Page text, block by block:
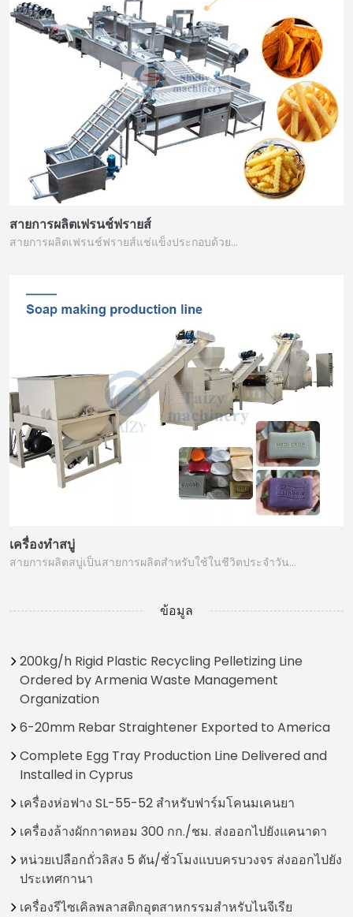
สายการผลิตเฟรนช์ฟรายส์
สายการผลิตเฟรนช์ฟรายส์แช่แข็งประกอบด้วย…
เครื่องทำสบู่
สายการผลิตสบู่เป็นสายการผลิตสำหรับใช้ในชีวิตประจำวัน…
ข้อมูล
200kg/h Rigid Plastic Recycling Pelletizing Line
Ordered by Armenia Waste Management
Organization
6-20mm Rebar Straightener Exported to America
Complete Egg Tray Production Line Delivered and
Installed in Cyprus
เครื่องห่อฟาง SL-55-52 สำหรับฟาร์มโคนมเคนยา
เครื่องล้างผักกาดหอม 300 กก./ชม. ส่งออกไปยังแคนาดา
หน่วยเปลือกถั่วลิสง 5 ตัน/ชั่วโมงแบบครบวงจร ส่งออกไปยัง
ประเทศกานา
เครื่องรีไซเคิลพลาสติกอุตสาหกรรมสำหรับไนจีเรีย